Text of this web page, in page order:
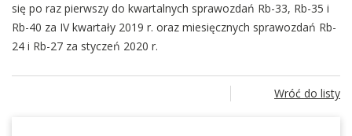
się po raz pierwszy do kwartalnych sprawozdań Rb-33, Rb-35 i
Rb-40 za IV kwartały 2019 r. oraz miesięcznych sprawozdań Rb-
24 i Rb-27 za styczeń 2020 r.
Wróć do listy